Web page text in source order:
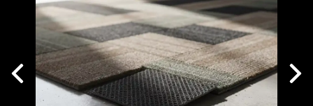
Next